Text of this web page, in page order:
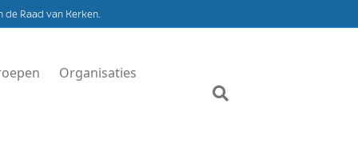
Raad van Kerken.
Organisaties